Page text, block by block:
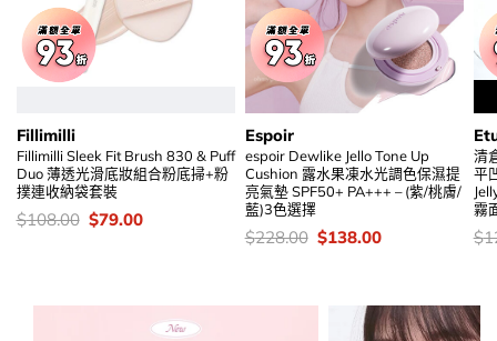
Fillimilli
Fillimilli Sleek Fit Brush 830 & Puff
Duo 薄透光滑底妝組合粉底掃+粉
撲連收納袋套裝
價
$108.00 Original
$79.00Current
Espoir
espoir Dewlike Jello Tone Up
Cushion 露水果凍水光調色保濕提
亮氣墊 SPF50+ PA+++ – (紫/桃膚/
藍)3色選擇
價
$228.00 Original
$138.00Current
清
平
霧
價
$